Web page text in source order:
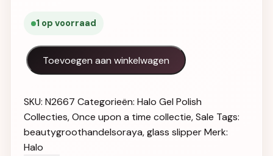
1 op voorraad
Halo Gel Polish 8ml Glass Slipper cat-eye Hema-Vrij
Toevoegen aan winkelwagen
SKU: N2667 Categorieën: Halo Gel Polish
Collecties,Once upon a time collectie,Sale Tags:
beautygroothandelsoraya,glass slipperMerk:
Halo